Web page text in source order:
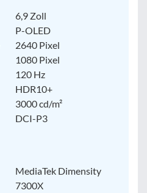
6,9 Zoll
P-OLED
2640 Pixel
1080 Pixel
120 Hz
HDR10+
3000 cd/m²
DCI-P3
MediaTek Dimensity
7300X